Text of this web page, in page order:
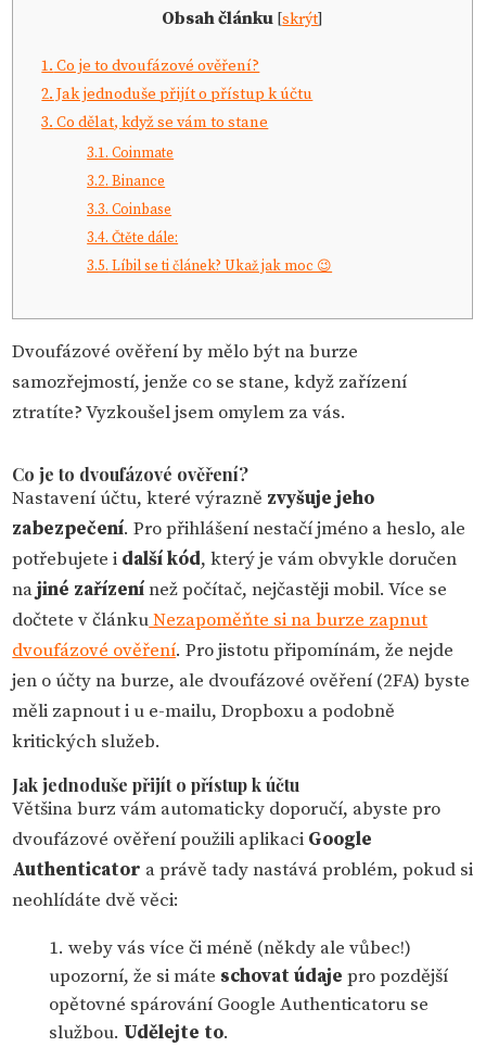
Obsah článku [skrýt]
1. Co je to dvoufázové ověření?
2. Jak jednoduše přijít o přístup k účtu
3. Co dělat, když se vám to stane
3.1. Coinmate
3.2. Binance
3.3. Coinbase
3.4. Čtěte dále:
3.5. Líbil se ti článek? Ukaž jak moc 😉
Dvoufázové ověření by mělo být na burze
samozřejmostí, jenže co se stane, když zařízení
ztratíte? Vyzkoušel jsem omylem za vás.
Co je to dvoufázové ověření?
Nastavení účtu, které výrazně zvyšuje jeho
zabezpečení. Pro přihlášení nestačí jméno a heslo, ale
potřebujete i další kód, který je vám obvykle doručen
najiné zařízenínež počítač, nejčastěji mobil. Více se
dočtete v článkuNezapoměňte si na burze zapnut
dvoufázové ověření. Pro jistotu připomínám, že nejde
jen o účty na burze, ale dvoufázové ověření (2FA) byste
měli zapnout i u e-mailu, Dropboxu a podobně
kritických služeb.
Jak jednoduše přijít o přístup k účtu
Většina burz vám automaticky doporučí, abyste pro
dvoufázové ověření použili aplikaci Google
Authenticator a právě tady nastává problém, pokud si
neohlídáte dvě věci:
weby vás více či méně (někdy ale vůbec!)
upozorní, že si máte schovat údaje pro pozdější
opětovné spárování Google Authenticatoru se
službou. Udělejte to.